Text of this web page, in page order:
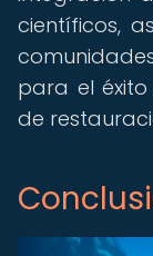
científicos,
para el
de